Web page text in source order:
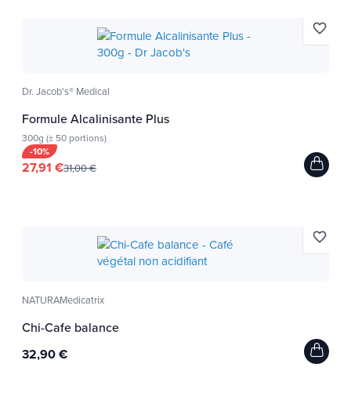
Dr. Jacob's® Medical
Formule Alcalinisante Plus
300g (± 50 portions)
-10%
27,91 €31,00 €
favorite_border
NATURAMedicatrix
Chi-Cafe balance
32,90 €
favorite_border